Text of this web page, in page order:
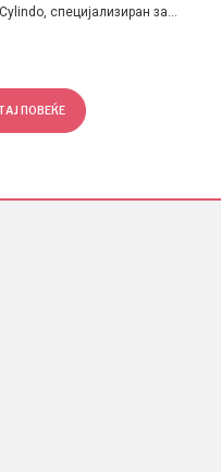
специјализиран за...
ПОВЕЌЕ